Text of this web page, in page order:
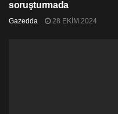
soruşturmada
Gazedda 28 EKIM 2024